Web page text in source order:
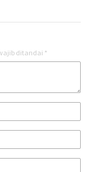
ditandai *